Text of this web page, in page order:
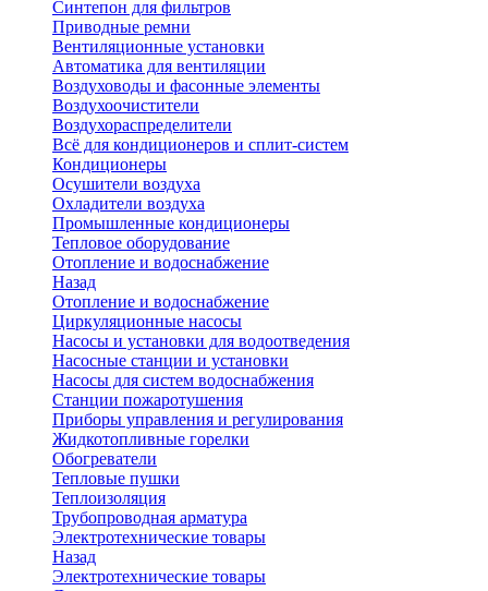
Синтепон для фильтров
Приводные ремни
Вентиляционные установки
Автоматика для вентиляции
Воздуховоды и фасонные элементы
Воздухоочистители
Воздухораспределители
Всё для кондиционеров и сплит-систем
Кондиционеры
Осушители воздуха
Охладители воздуха
Промышленные кондиционеры
Тепловое оборудование
Отопление и водоснабжение
Назад
Отопление и водоснабжение
Циркуляционные насосы
Насосы и установки для водоотведения
Насосные станции и установки
Насосы для систем водоснабжения
Станции пожаротушения
Приборы управления и регулирования
Жидкотопливные горелки
Обогреватели
Тепловые пушки
Теплоизоляция
Трубопроводная арматура
Электротехнические товары
Назад
Электротехнические товары